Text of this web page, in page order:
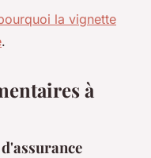
la vignette
.
à